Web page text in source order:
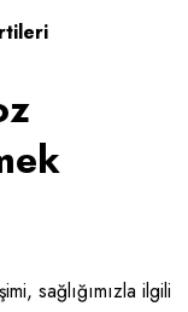
sağlığımızla ilgili